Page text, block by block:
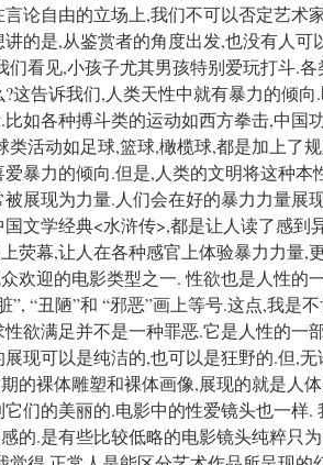
论自由的立场上,我们不可以否定艺术
的是,从鉴赏者的角度出发,也没有人
们看见,小孩子尤其男孩特别爱玩打斗.
这告诉我们,人类天性中就有暴力的倾
如各种搏斗类的运动如西方拳击,中国
类活动如足球,篮球,橄榄球,都是加上了
暴力的倾向.但是,人类的文明将这种本
展现为力量.人们会在好的暴力力量展
文学经典<水浒传>,都是让人读了感到
荧幕,让人在各种感官上体验暴力力量,
欢迎的电影类型之一. 性欲也是人性的
”, “丑陋”和 “邪恶”画上等号.这点,我是
欲满足并不是一种罪恶.它是人性的一
现可以是纯洁的,也可以是狂野的.但,
的裸体雕塑和裸体画像,展现的就是人
们的美丽的.电影中的性爱镜头也一样.
的.是有些比较低略的电影镜头纯粹只